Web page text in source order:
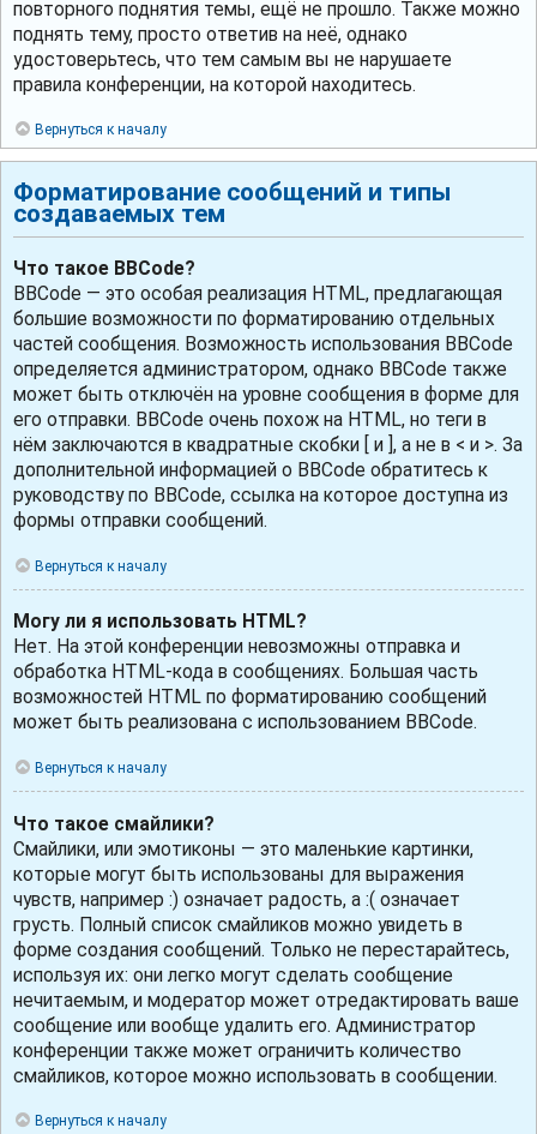
повторного поднятия темы, ещё не прошло. Также можно
поднять тему, просто ответив на неё, однако
удостоверьтесь, что тем самым вы не нарушаете
правила конференции, на которой находитесь.
Вернуться к началу
Форматирование сообщений и типы
создаваемых тем
Что такое BBCode?
BBCode — это особая реализация HTML, предлагающая
большие возможности по форматированию отдельных
частей сообщения. Возможность использования BBCode
определяется администратором, однако BBCode также
может быть отключён на уровне сообщения в форме для
его отправки. BBCode очень похож на HTML, но теги в
нём заключаются в квадратные скобки [ и ], а не в < и >. За
дополнительной информацией о BBCode обратитесь к
руководству по BBCode, ссылка на которое доступна из
формы отправки сообщений.
Вернуться к началу
Могу ли я использовать HTML?
Нет. На этой конференции невозможны отправка и
обработка HTML-кода в сообщениях. Большая часть
возможностей HTML по форматированию сообщений
может быть реализована с использованием BBCode.
Вернуться к началу
Что такое смайлики?
Смайлики, или эмотиконы — это маленькие картинки,
которые могут быть использованы для выражения
чувств, например :) означает радость, а :( означает
грусть. Полный список смайликов можно увидеть в
форме создания сообщений. Только не перестарайтесь,
используя их: они легко могут сделать сообщение
нечитаемым, и модератор может отредактировать ваше
сообщение или вообще удалить его. Администратор
конференции также может ограничить количество
смайликов, которое можно использовать в сообщении.
Вернуться к началу